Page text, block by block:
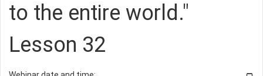
to the entire world."
Lesson 32